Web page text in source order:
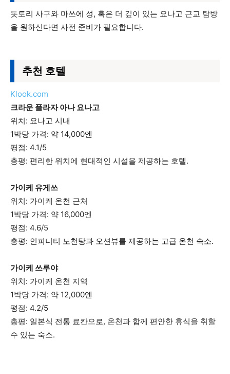
돗토리 사구와 마쓰에 성, 혹은 더 깊이 있는 요나고 근교 탐방
을 원하신다면 사전 준비가 필요합니다.
추천 호텔
Klook.com
크라운 플라자 아나 요나고
위치: 요나고 시내
1박당 가격: 약 14,000엔
평점: 4.1/5
총평: 편리한 위치에 현대적인 시설을 제공하는 호텔.
가이케 유게쓰
위치: 가이케 온천 근처
1박당 가격: 약 16,000엔
평점: 4.6/5
총평: 인피니티 노천탕과 오션뷰를 제공하는 고급 온천 숙소.
가이케 쓰루야
위치: 가이케 온천 지역
1박당 가격: 약 12,000엔
평점: 4.2/5
총평: 일본식 전통 료칸으로, 온천과 함께 편안한 휴식을 취할
수 있는 숙소.